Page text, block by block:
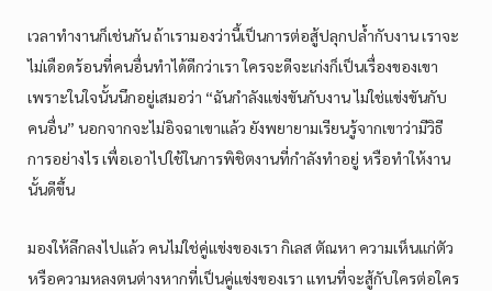
เวลาทำงานก็เช่นกัน ถ้าเรามองว่านี้เป็นการต่อสู้ปลุกปล้ำกับงาน เราจะ
ไม่เดือดร้อนที่คนอื่นทำได้ดีกว่าเรา ใครจะดีจะเก่งก็เป็นเรื่องของเขา
เพราะในใจนั้นนึกอยู่เสมอว่า “ฉันกำลังแข่งขันกับงาน ไม่ใช่แข่งขันกับ
คนอื่น” นอกจากจะไม่อิจฉาเขาแล้ว ยังพยายามเรียนรู้จากเขาว่ามีวิธี
การอย่างไร เพื่อเอาไปใช้ในการพิชิตงานที่กำลังทำอยู่ หรือทำให้งาน
นั้นดีขึ้น
มองให้ลึกลงไปแล้ว คนไม่ใช่คู่แข่งของเรา กิเลส ตัณหา ความเห็นแก่ตัว
หรือความหลงตนต่างหากที่เป็นคู่แข่งของเรา แทนที่จะสู้กับใครต่อใคร